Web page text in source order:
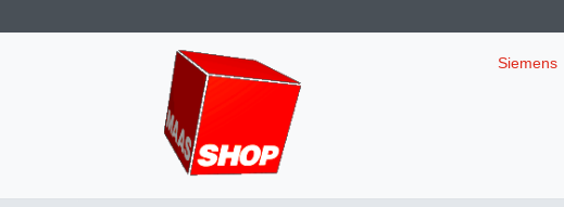
Siemens